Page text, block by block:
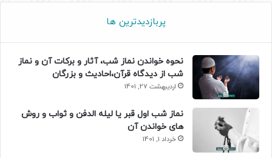
پربازدیدترین ها
نحوه خواندن نماز شب، آثار و برکات آن و نماز
شب از دیدگاه قرآن،احادیث و بزرگان
اردیبهشت 27, 1401
نماز شب اول قبر یا لیله الدفن و ثواب و روش
های خواندن آن
خرداد 1, 1401